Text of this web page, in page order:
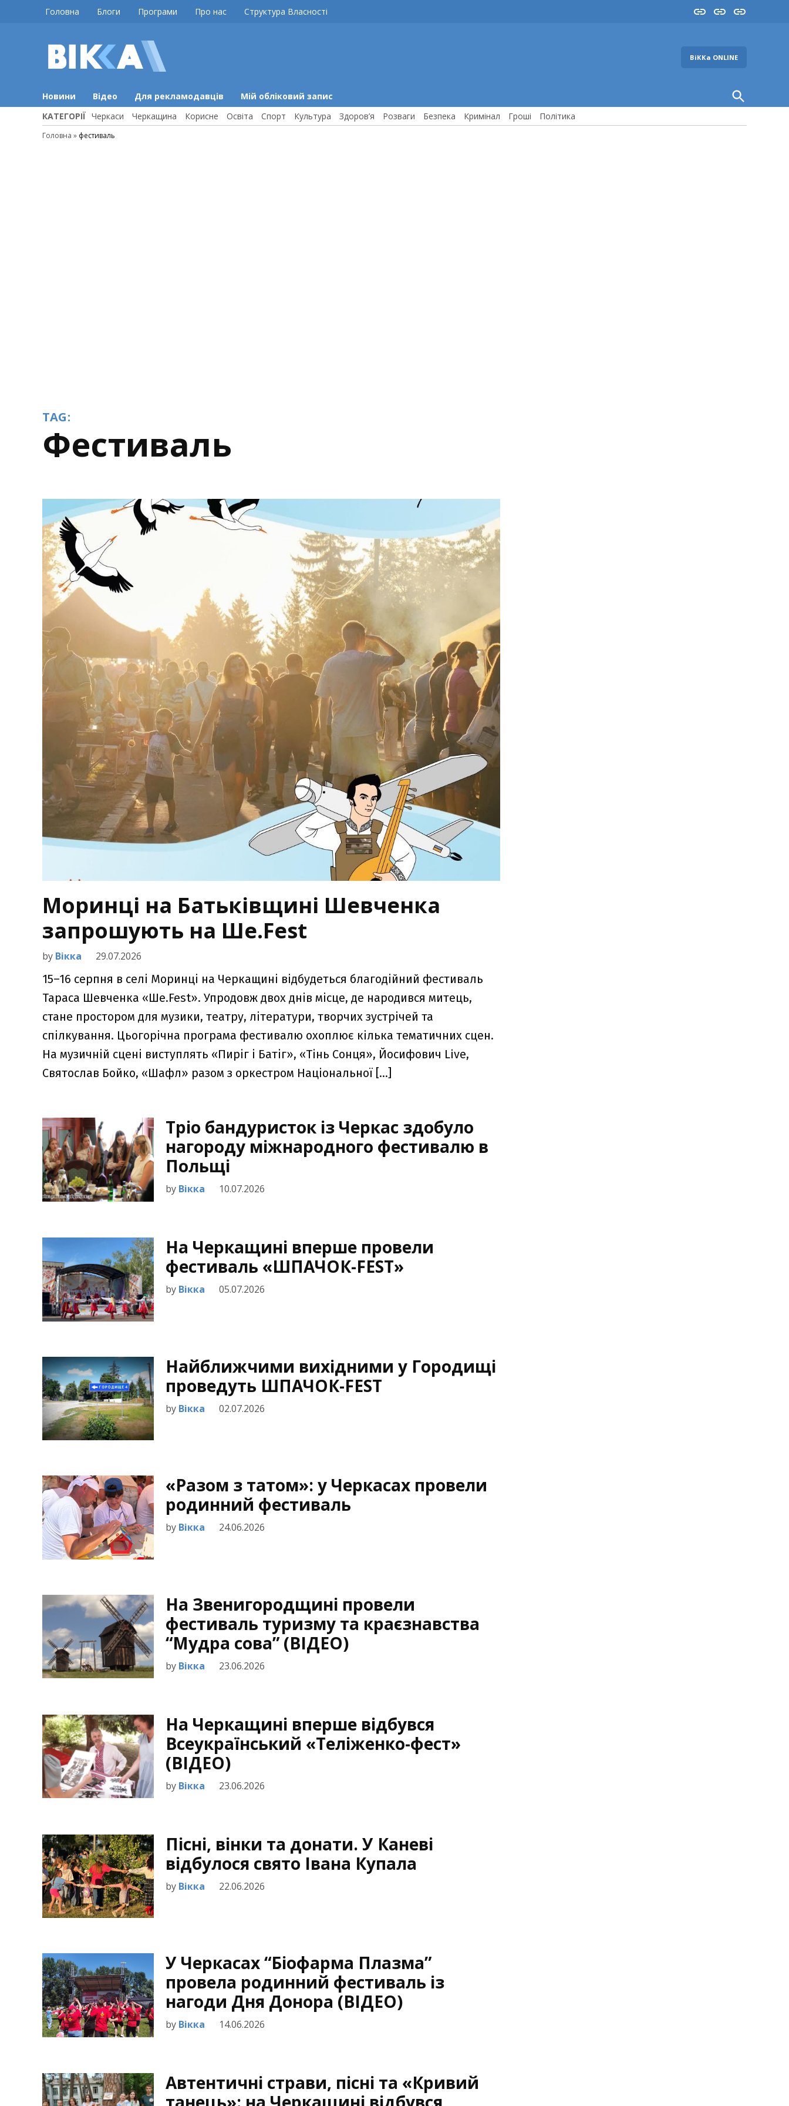
Головна Блоги Програми Про нас Структура Власності InstaYouTube
FB
ВіККа ONLINE
Новини Відео Для рекламодавців Мій обліковий запис
Open
Search
КАТЕГОРІЇ Черкаси Черкащина Корисне Освіта Спорт Культура Здоров’я Розваги Безпека Кримінал Гроші Політика
Головна » фестиваль
TAG:
фестиваль
Моринці на Батьківщині Шевченка
запрошують на Ше.Fest
by Вікка 29.07.2026
15–16 серпня в селі Моринці на Черкащині відбудеться благодійний фестиваль
Тараса Шевченка «Ше.Fest». Упродовж двох днів місце, де народився митець,
стане простором для музики, театру, літератури, творчих зустрічей та
спілкування. Цьогорічна програма фестивалю охоплює кілька тематичних сцен.
На музичній сцені виступлять «Пиріг і Батіг», «Тінь Сонця», Йосифович Live,
Святослав Бойко, «Шафл» разом з оркестром Національної […]
Тріо бандуристок із Черкас здобуло
нагороду міжнародного фестивалю в
Польщі
by Вікка 10.07.2026
На Черкащині вперше провели
фестиваль «ШПАЧОК-FEST»
by Вікка 05.07.2026
Найближчими вихідними у Городищі
проведуть ШПАЧОК-FEST
by Вікка 02.07.2026
«Разом з татом»: у Черкасах провели
родинний фестиваль
by Вікка 24.06.2026
На Звенигородщині провели
фестиваль туризму та краєзнавства
“Мудра сова” (ВІДЕО)
by Вікка 23.06.2026
На Черкащині вперше відбувся
Всеукраїнський «Теліженко-фест»
(ВІДЕО)
by Вікка 23.06.2026
Пісні, вінки та донати. У Каневі
відбулося свято Івана Купала
by Вікка 22.06.2026
У Черкасах “Біофарма Плазма”
провела родинний фестиваль із
нагоди Дня Донора (ВІДЕО)
by Вікка 14.06.2026
Автентичні страви, пісні та «Кривий